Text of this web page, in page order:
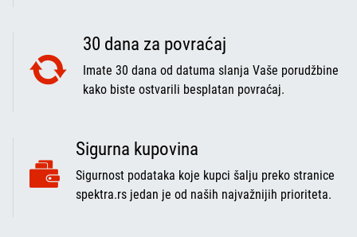
30 dana za povraćaj
Imate 30 dana od datuma slanja Vaše porudžbine
kako biste ostvarili besplatan povraćaj.
Sigurna kupovina
Sigurnost podataka koje kupci šalju preko stranice
spektra.rs jedan je od naših najvažnijih prioriteta.